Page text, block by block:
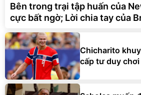
Bên trong trại tập huấn của
cực bất ngờ; Lời chia tay của
Chicharito
cấp tư duy